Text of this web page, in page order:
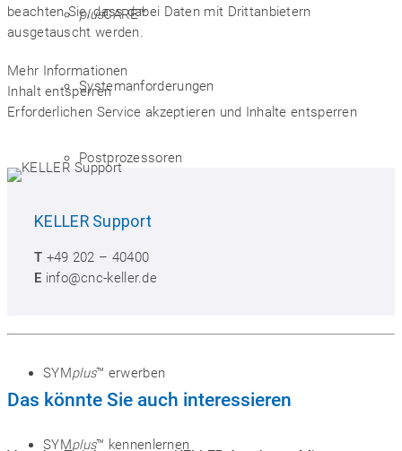
plusCARE™
Systemanforderungen
Postprozessoren
Steuerungssimulatoren
SYMplus™ erwerben
SYMplus™ kennenlernen
KELLER Support
T +49 202 – 40400
E info@cnc-keller.de
beachten Sie, dass dabei Daten mit Drittanbietern
ausgetauscht werden.
Mehr Informationen
Inhalt entsperren
Erforderlichen Service akzeptieren und Inhalte entsperren
Das könnte Sie auch interessieren